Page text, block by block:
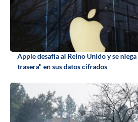
Apple desafía al Reino Unido y se
trasera" en sus datos cifrados